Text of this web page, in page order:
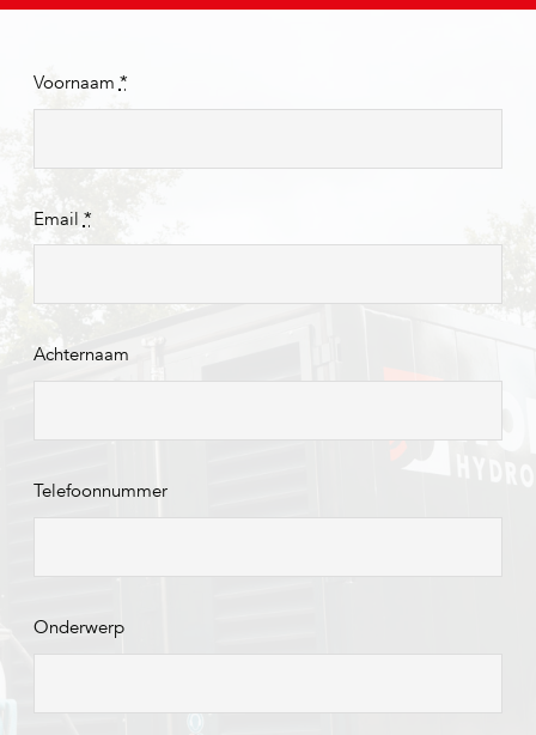
Voornaam *
Email *
Achternaam
Telefoonnummer
Onderwerp